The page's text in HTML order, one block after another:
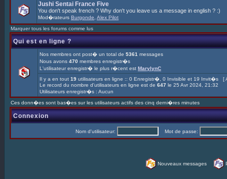
Jushi Sentai France Five
You don't speak french ? Why don't you leave us a message in english ? :)
Mod�rateurs Burgonde Alex Pilot
Marquer tous les forums comme lus
Qui est en ligne ?
Nos membres ont post� un total de 5361 messages
Nous avons 470 membres enregistr�s
L'utilisateur enregistr� le plus r�cent est MarylynC
Il y a en tout 19 utilisateurs en ligne :: 0 Enregistr�, 0 Invisible et 19 Invit�s [
Le record du nombre d'utilisateurs en ligne est de 647 le 25 Avr 2024, 21:32
Utilisateurs enregistr�s : Aucun
Ces donn�es sont bas�es sur les utilisateurs actifs des cinq derni�res minutes
Connexion
Nom d'utilisateur: Mot de passe:
Nouveaux messages